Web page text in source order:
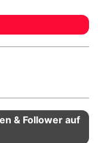
& Follower auf